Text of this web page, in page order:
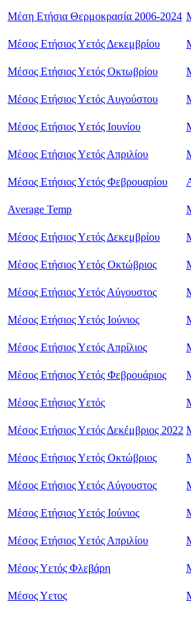
Μέση Ετήσια Θερμοκρασία 2006-2024
Μέσος Ετήσιος Υετός Δεκεμβρίου
Μέσος Ετήσιος Υετός Οκτωβρίου
Μέσος Ετήσιος Υετός Αυγούστου
Μέσος Ετήσιος Υετός Ιουνίου
Μέσος Ετήσιος Υετός Απριλίου
Μέσος Ετήσιος Υετός Φεβρουαρίου
Average Temp
Μέσος Ετήσιος Υετός Δεκεμβρίου
Μέσος Ετήσιος Υετός Οκτώβριος
Μέσος Ετήσιος Υετός Αύγουστος
Μέσος Ετήσιος Υετός Ιούνιος
Μέσος Ετήσιος Υετός Απρίλιος
Μέσος Ετήσιος Υετός Φεβρουάριος
Μέσος Ετήσιος Υετός
Μέσος Ετήσιος Υετός Δεκέμβριος 2022
Μέσος Ετήσιος Υετός Οκτώβριος
Μέσος Ετήσιος Υετός Αύγουστος
Μέσος Ετήσιος Υετός Ιούνιος
Μέσος Ετήσιος Υετός Απριλίου
Μέσος Υετός Φλεβάρη
Mέσος Υετος